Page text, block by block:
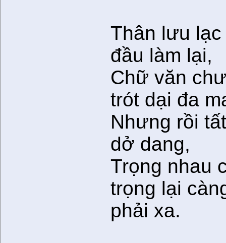
Thân lưu lạc
đầu làm lại,
Chữ văn
trót dại đa
Nhưng rồi
dở dang,
Trọng nhau
trọng lại
phải xa.